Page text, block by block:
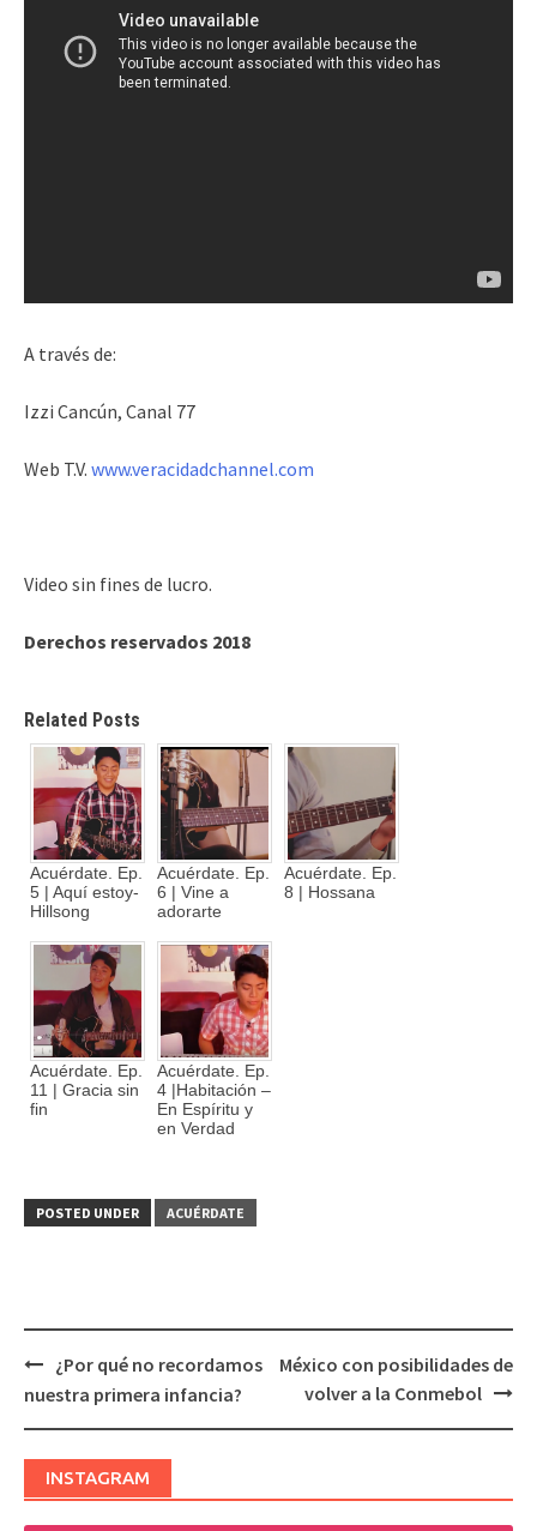
A través de:
Izzi Cancún, Canal 77
Web T.V. www.veracidadchannel.com
Video sin fines de lucro.
Derechos reservados 2018
Related Posts
Acuérdate. Ep.
5 | Aquí estoy-
Hillsong
Acuérdate. Ep.
6 | Vine a
adorarte
Acuérdate. Ep.
8 | Hossana
Acuérdate. Ep.
11 | Gracia sin
fin
Acuérdate. Ep.
4 |Habitación –
En Espíritu y
en Verdad
POSTED UNDER ACUÉRDATE
Post
navigation
¿Por qué no recordamos
nuestra primera infancia?
México con posibilidades de
volver a la Conmebol
INSTAGRAM